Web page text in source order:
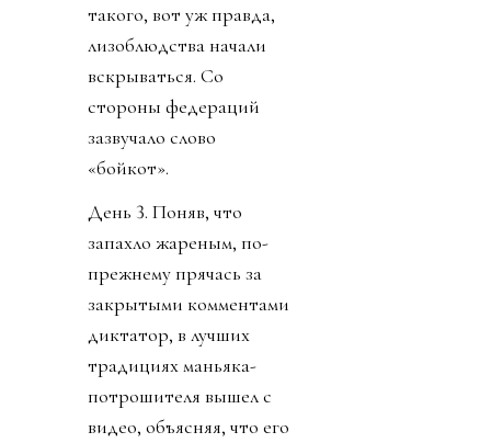
такого, вот уж правда,
лизоблюдства начали
вскрываться. Со
стороны федераций
зазвучало слово
«бойкот».
День 3. Поняв, что
запахло жареным, по-
прежнему прячась за
закрытыми комментами
диктатор, в лучших
традициях маньяка-
потрошителя вышел с
видео, объясняя, что его